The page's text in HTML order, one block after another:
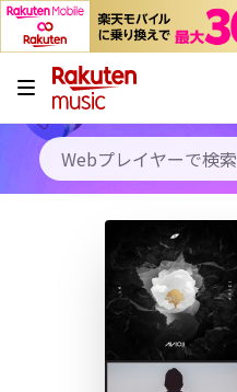
キャンペーン
料金プラン
使い方
初回30日間無料お試し